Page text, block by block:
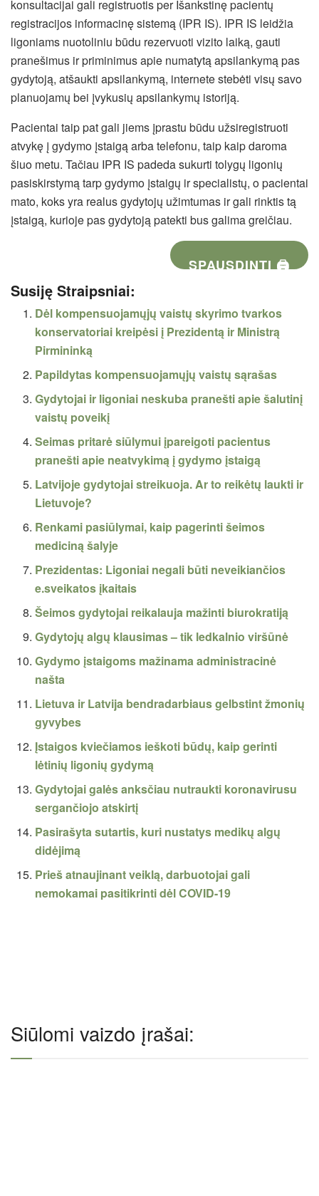
konsultacijai gali registruotis per Išankstinę pacientų
registracijos informacinę sistemą (IPR IS). IPR IS leidžia
ligoniams nuotoliniu būdu rezervuoti vizito laiką, gauti
pranešimus ir priminimus apie numatytą apsilankymą pas
gydytoją, atšaukti apsilankymą, internete stebėti visų savo
planuojamų bei įvykusių apsilankymų istoriją.
Pacientai taip pat gali jiems įprastu būdu užsiregistruoti
atvykę į gydymo įstaigą arba telefonu, taip kaip daroma
šiuo metu. Tačiau IPR IS padeda sukurti tolygų ligonių
pasiskirstymą tarp gydymo įstaigų ir specialistų, o pacientai
mato, koks yra realus gydytojų užimtumas ir gali rinktis tą
įstaigą, kurioje pas gydytoją patekti bus galima greičiau.
SPAUSDINTI 🖨
Susiję Straipsniai:
Dėl kompensuojamųjų vaistų skyrimo tvarkos
konservatoriai kreipėsi į Prezidentą ir Ministrą
Pirmininką
Papildytas kompensuojamųjų vaistų sąrašas
Gydytojai ir ligoniai neskuba pranešti apie šalutinį
vaistų poveikį
Seimas pritarė siūlymui įpareigoti pacientus
pranešti apie neatvykimą į gydymo įstaigą
Latvijoje gydytojai streikuoja. Ar to reikėtų laukti ir
Lietuvoje?
Renkami pasiūlymai, kaip pagerinti šeimos
mediciną šalyje
Prezidentas: Ligoniai negali būti neveikiančios
e.sveikatos įkaitais
Šeimos gydytojai reikalauja mažinti biurokratiją
Gydytojų algų klausimas – tik ledkalnio viršūnė
Gydymo įstaigoms mažinama administracinė
našta
Lietuva ir Latvija bendradarbiaus gelbstint žmonių
gyvybes
Įstaigos kviečiamos ieškoti būdų, kaip gerinti
lėtinių ligonių gydymą
Gydytojai galės anksčiau nutraukti koronavirusu
sergančiojo atskirtį
Pasirašyta sutartis, kuri nustatys medikų algų
didėjimą
Prieš atnaujinant veiklą, darbuotojai gali
nemokamai pasitikrinti dėl COVID-19
Siūlomi vaizdo įrašai: